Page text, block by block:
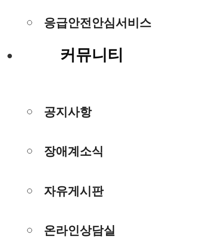
응급안전안심서비스
커뮤니티
공지사항
장애계소식
자유게시판
온라인상담실